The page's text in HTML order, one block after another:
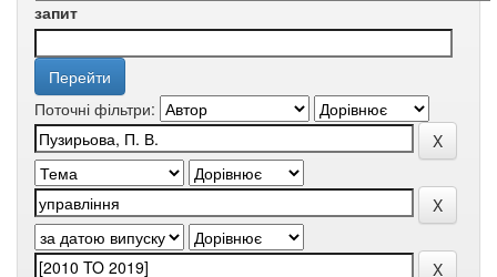
запит
Поточні фільтри: